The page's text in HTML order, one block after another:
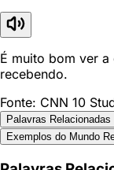
É muito bom ver
recebendo.
Fonte: CNN 10
Palavras Relacionadas
Exemplos do Mundo